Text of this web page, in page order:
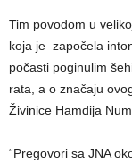
Tim povodom u
koja je započela
počasti poginulim
rata, a o značaju
Živinice Hamdija
“Pregovori sa JNA